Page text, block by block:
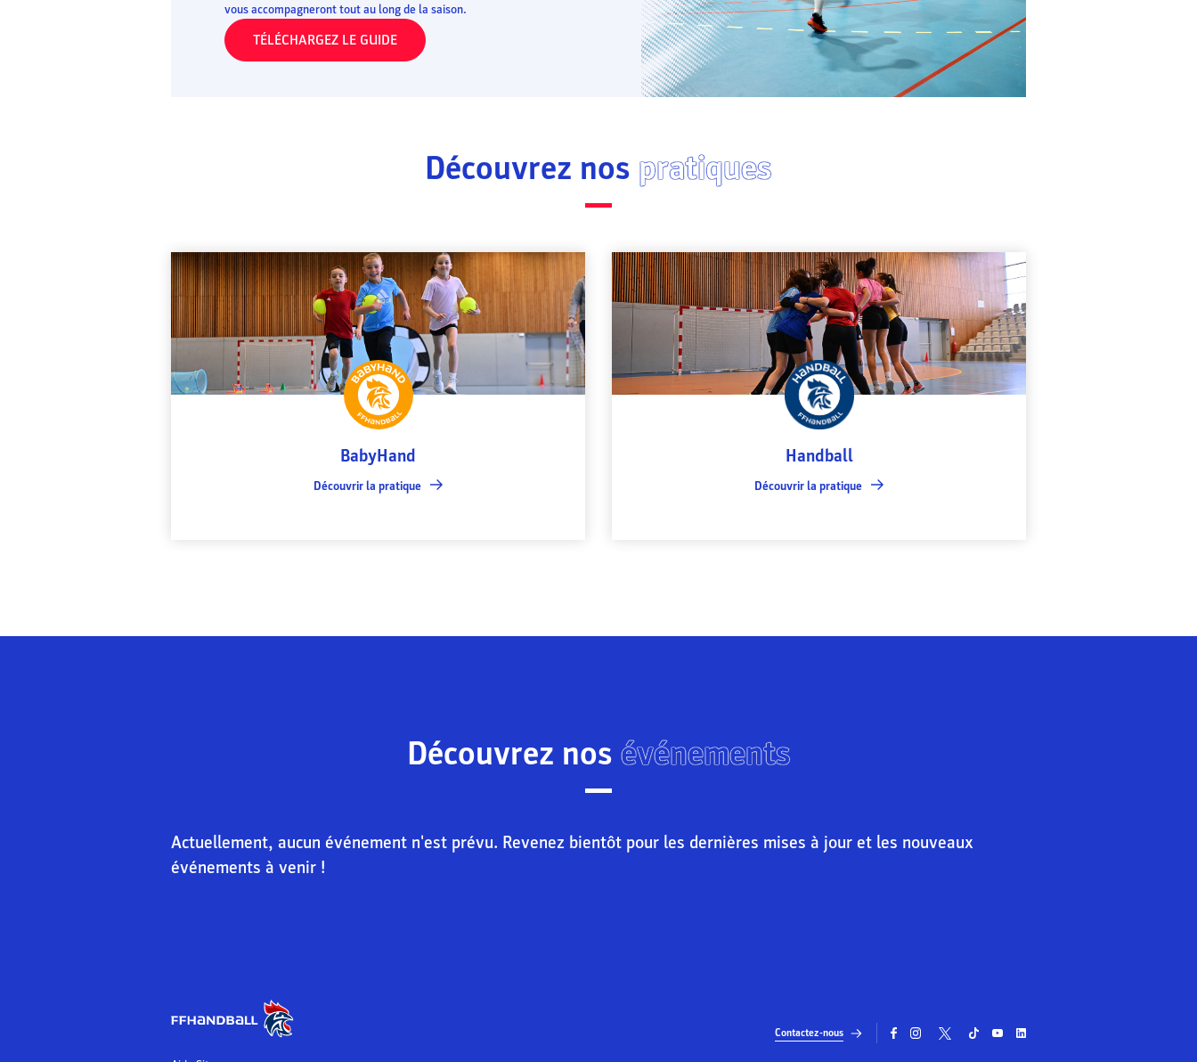
vous accompagneront tout au long de la saison.
TÉLÉCHARGEZ LE GUIDE
Découvrez nos pratiques
BabyHand
Découvrir la pratique
Handball
Découvrir la pratique
Découvrez nos événements
Actuellement, aucun événement n'est prévu. Revenez bientôt pour les dernières mises à jour et les nouveaux
événements à venir !
Contactez-nous